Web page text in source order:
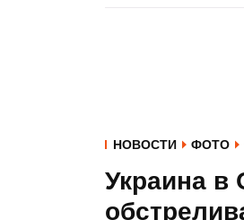
НОВОСТИ ФОТО
Украина в